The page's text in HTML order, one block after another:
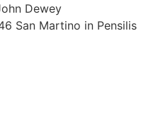
Dewey
San Martino in Pensilis